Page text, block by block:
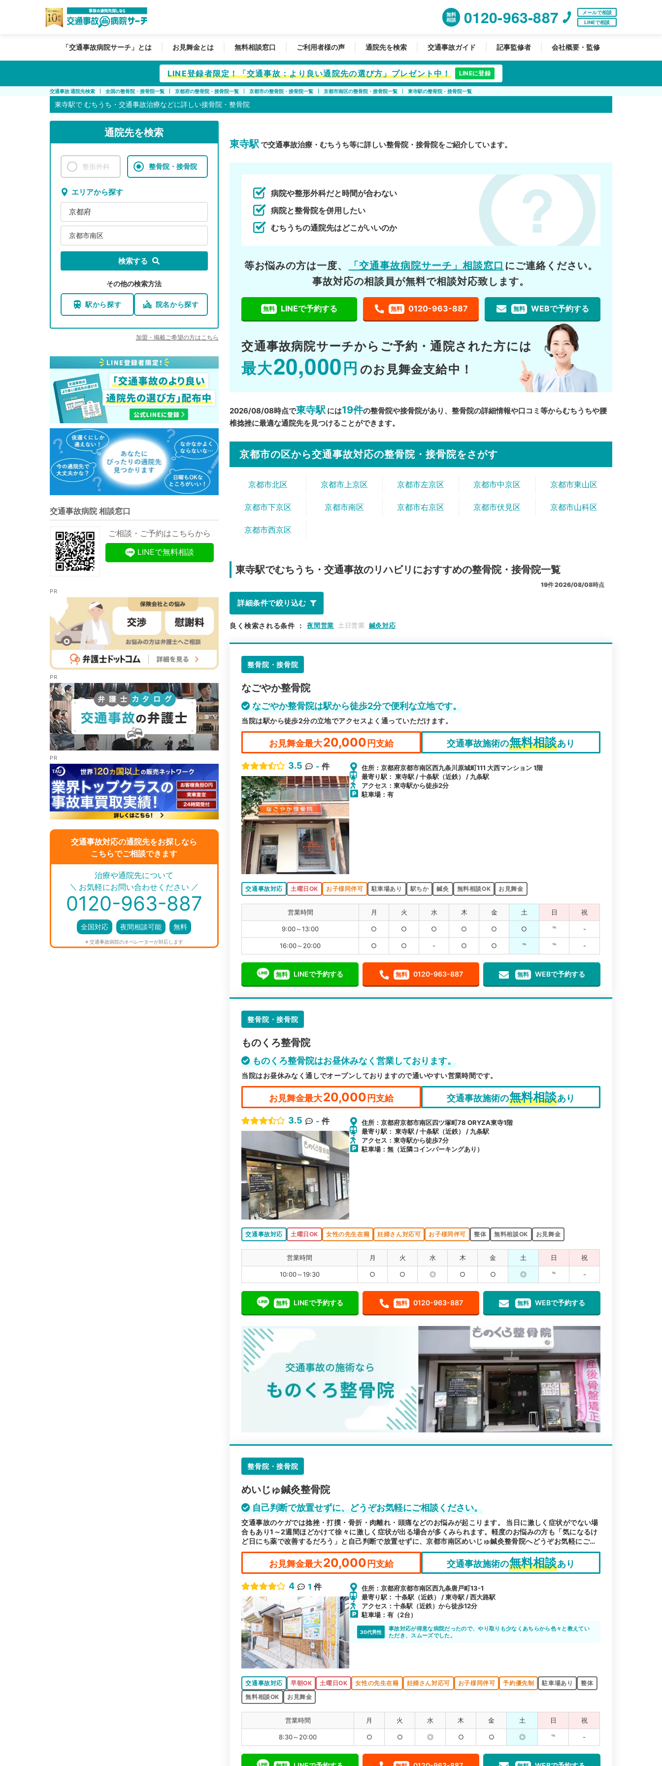
無料
相談
0120-963-887
メールで相談
LINEで相談
「交通事故病院サーチ」とは お見舞金とは 無料相談窓口 ご利用者様の声 通院先を検索 交通事故ガイド 記事監修者 会社概要・監修
LINE登録者限定！「交通事故：より良い通院先の選び方」プレゼント中！ LINEに登録
交通事故 通院先検索 全国の整骨院・接骨院一覧 京都府の整骨院・接骨院一覧 京都市の整骨院・接骨院一覧 京都市南区の整骨院・接骨院一覧 東寺駅の整骨院・接骨院一覧
東寺駅で むちうち・交通事故治療などに詳しい接骨院・整骨院
通院先を検索
整形外科 整骨院・接骨院
エリアから探す
京都府
京都市南区
検索する
その他の検索方法
駅から探す 院名から探す
加盟・掲載ご希望の方はこちら
交通事故病院 相談窓口
ご相談・ご予約はこちらから
LINEで無料相談
交通事故対応の通院先をお探しなら
こちらでご相談できます
＼ ／
治療や通院先について
お気軽にお問い合わせください
0120-963-887
全国対応 夜間相談可能 無料
※ 交通事故病院のオペレーターが対応します
東寺駅で交通事故治療・むちうち等に詳しい整骨院・接骨院をご紹介しています。
病院や整形外科だと時間が合わない
病院と整骨院を併用したい
むちうちの通院先はどこがいいのか
等お悩みの方は一度、 「交通事故病院サーチ」相談窓口 にご連絡ください。
事故対応の相談員が無料で相談対応致します。
無料 LINEで予約する 無料 0120-963-887 無料 WEBで予約する
交通事故病院サーチから ご予約・通院された方には
最大20,000 円 のお見舞金支給中！
2026/08/08時点で東寺駅 には19件の整骨院や接骨院があり、整骨院の詳細情報や口コミ等からむちうちや腰
椎捻挫に最適な通院先を見つけることができます。
京都市の区から交通事故対応の整骨院・接骨院をさがす
京都市北区 京都市上京区 京都市左京区 京都市中京区 京都市東山区
京都市下京区 京都市南区 京都市右京区 京都市伏見区 京都市山科区
京都市西京区
東寺駅でむちうち・交通事故のリハビリにおすすめの整骨院・接骨院一覧
19件2026/08/08時点
詳細条件で絞り込む
良く検索される条件 ： 夜間営業 土日営業 鍼灸対応
整骨院・接骨院
なごやか整骨院
なごやか整骨院は駅から徒歩2分で便利な立地です。
当院は駅から徒歩2分の立地でアクセスよく通っていただけます。
お見舞金最大20,000円支給 交通事故施術の無料相談あり
3.5 - 件
住所：京都府京都市南区西九条川原城町111 大西マンション 1階
最寄り駅： 東寺駅 / 十条駅（近鉄） / 九条駅
アクセス：東寺駅から徒歩2分
駐車場：有
交通事故対応 土曜日OK お子様同伴可 駐車場あり 駅ちか 鍼灸 無料相談OK お見舞金
営業時間 月 火 水 木 金 土 日 祝
9:00～13:00 ○ ○ ○ ○ ○ ○ ℡ -
16:00～20:00 ○ ○ - ○ ○ ℡ ℡ -
無料 LINEで予約する 無料 0120-963-887 無料 WEBで予約する
整骨院・接骨院
ものくろ整骨院
ものくろ整骨院はお昼休みなく営業しております。
当院はお昼休みなく通しでオープンしておりますので通いやすい営業時間です。
お見舞金最大20,000円支給 交通事故施術の無料相談あり
3.5 - 件
住所：京都府京都市南区四ツ塚町78 ORYZA東寺1階
最寄り駅： 東寺駅 / 十条駅（近鉄） / 九条駅
アクセス：東寺駅から徒歩7分
駐車場：無（近隣コインパーキングあり）
交通事故対応 土曜日OK 女性の先生在籍 妊婦さん対応可 お子様同伴可 整体 無料相談OK お見舞金
営業時間 月 火 水 木 金 土 日 祝
10:00～19:30 ○ ○ ◎ ○ ○ ◎ ℡ -
無料 LINEで予約する 無料 0120-963-887 無料 WEBで予約する
整骨院・接骨院
めいじゅ鍼灸整骨院
自己判断で放置せずに、どうぞお気軽にご相談ください。
交通事故のケガでは捻挫・打撲・骨折・肉離れ・頭痛などのお悩みが起こります。 当日に激しく症状がでない場
合もあり1～2週間ほどかけて徐々に激しく症状が出る場合が多くみられます。軽度のお悩みの方も「気になるけ
ど日にち薬で改善するだろう」と自己判断で放置せずに、京都市南区めいじゅ鍼灸整骨院へどうぞお気軽にご相
談ください。
お見舞金最大20,000円支給 交通事故施術の無料相談あり
4 1 件
住所：京都府京都市南区西九条唐戸町13-1
最寄り駅： 十条駅（近鉄） / 東寺駅 / 西大路駅
アクセス：十条駅（近鉄）から徒歩12分
駐車場：有（2台）
30代男性
事故対応が得意な病院だったので、やり取りも少なくあちらから色々と教えてい
ただき、スムーズでした。
交通事故対応 早朝OK 土曜日OK 女性の先生在籍 妊婦さん対応可 お子様同伴可 予約優先制 駐車場あり
整体
無料相談OK
お見舞金
営業時間 月 火 水 木 金 土 日 祝
8:30～20:00 ○ ○ ◎ ○ ○ ◎ ℡ -